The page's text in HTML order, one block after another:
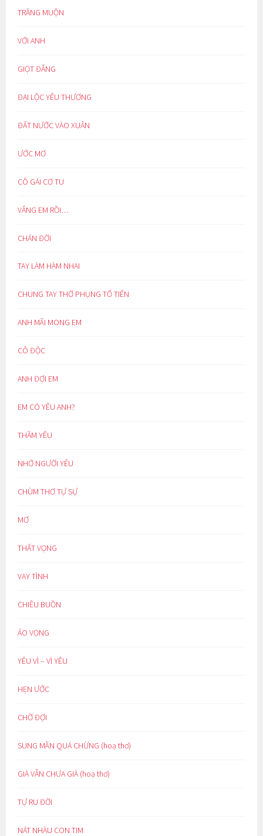
TRĂNG MUỘN
VỚI ANH
GIỌT ĐẮNG
ĐẠI LỘC YÊU THƯƠNG
ĐẤT NƯỚC VÀO XUÂN
ƯỚC MƠ
CÔ GÁI CƠ TU
VẮNG EM RỒI…
CHÁN ĐỜI
TAY LÀM HÀM NHAI
CHUNG TAY THỜ PHỤNG TỔ TIÊN
ANH MÃI MONG EM
CÔ ĐỘC
ANH ĐỢI EM
EM CÓ YÊU ANH?
THẦM YÊU
NHỚ NGƯỜI YÊU
CHÙM THƠ TỰ SỰ
MƠ
THẤT VỌNG
VAY TÌNH
CHIỀU BUỒN
ẢO VỌNG
YÊU VÌ – VÌ YÊU
HẸN ƯỚC
CHỜ ĐỢI
SUNG MÃN QUÁ CHỪNG (hoạ thơ)
GIÀ VẪN CHƯA GIÀ (hoạ thơ)
TỰ RU ĐỜI
NÁT NHÀU CON TIM